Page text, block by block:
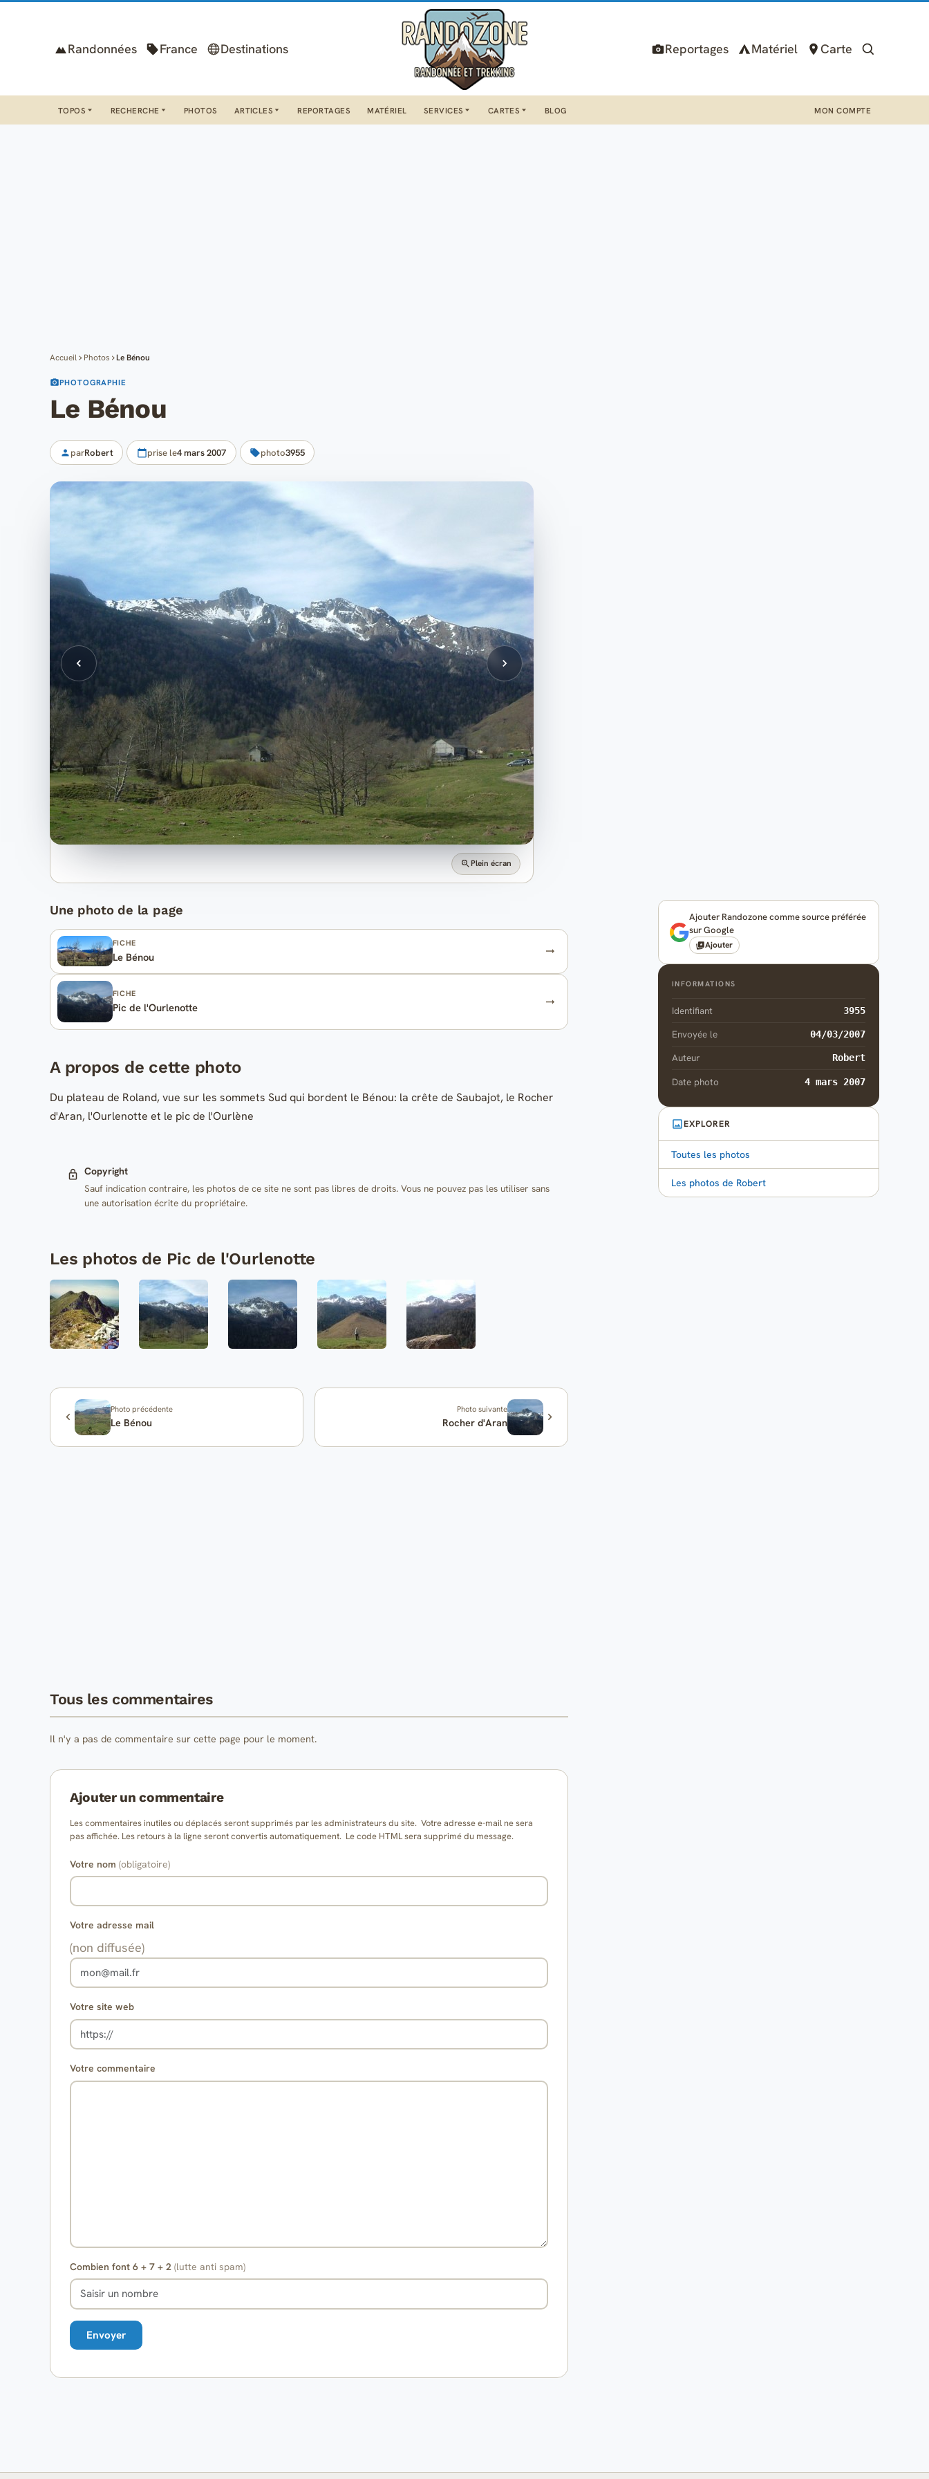
Randonnées France Destinations Reportages Matériel Carte
TOPOS RECHERCHE PHOTOS ARTICLES REPORTAGES MATÉRIEL SERVICES CARTES BLOG MON COMPTE
Accueil Photos Le Bénou
PHOTOGRAPHIE
Le Bénou
parRobert prise le4 mars 2007 photo3955
Plein écran
Une photo de la page
FICHE
Le Bénou
FICHE
Pic de l'Ourlenotte
A propos de cette photo
Du plateau de Roland, vue sur les sommets Sud qui bordent le Bénou: la crête de Saubajot, le Rocher
d'Aran, l'Ourlenotte et le pic de l'Ourlène
Copyright
Sauf indication contraire, les photos de ce site ne sont pas libres de droits. Vous ne pouvez pas les utiliser sans
une autorisation écrite du propriétaire.
Les photos de Pic de l'Ourlenotte
Photo précédente
Le Bénou
Photo suivante
Rocher d'Aran
Tous les commentaires
Il n'y a pas de commentaire sur cette page pour le moment.
Ajouter un commentaire
Les commentaires inutiles ou déplacés seront supprimés par les administrateurs du site. Votre adresse e-mail ne sera
pas affichée. Les retours à la ligne seront convertis automatiquement. Le code HTML sera supprimé du message.
Votre nom (obligatoire)
Votre adresse mail
(non diffusée)
Votre site web
Votre commentaire
Combien font 6 + 7 + 2 (lutte anti spam)
Ajouter Randozone comme source préférée
sur Google
Ajouter
INFORMATIONS
Identifiant 3955
Envoyée le 04/03/2007
Auteur Robert
Date photo 4 mars 2007
EXPLORER
Toutes les photos
Les photos de Robert